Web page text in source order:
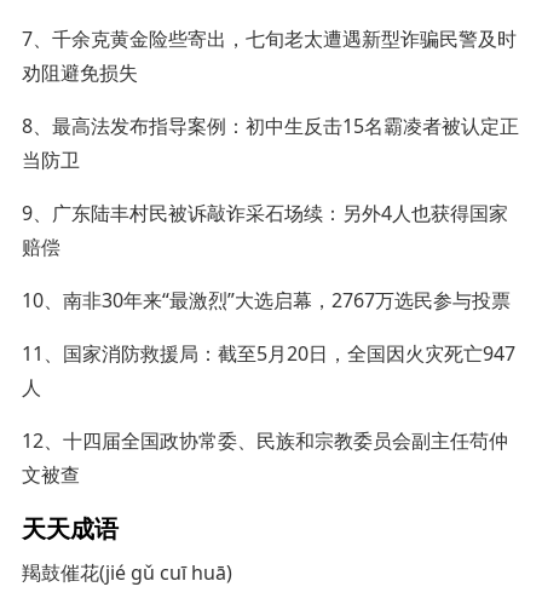
7、千余克黄金险些寄出，七旬老太遭遇新型诈骗民警及时
劝阻避免损失
8、最高法发布指导案例：初中生反击15名霸凌者被认定正
当防卫
9、广东陆丰村民被诉敲诈采石场续：另外4人也获得国家
赔偿
10、南非30年来“最激烈”大选启幕，2767万选民参与投票
11、国家消防救援局：截至5月20日，全国因火灾死亡947
人
12、十四届全国政协常委、民族和宗教委员会副主任苟仲
文被查
天天成语
羯鼓催花(jié gǔ cuī huā)